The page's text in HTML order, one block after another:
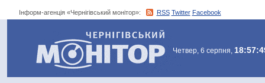
Інформ-агенція «Чернігівський монітор»: RSS Twitter Facebook
Інформ-агенція
«Чернігівський монітор»
Четвер, 6 серпня,